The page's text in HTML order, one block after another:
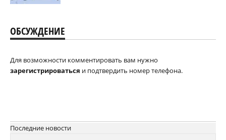
ОБСУЖДЕНИЕ
Для возможности комментировать вам нужно
зарегистрироваться и подтвердить номер телефона.
Последние новости